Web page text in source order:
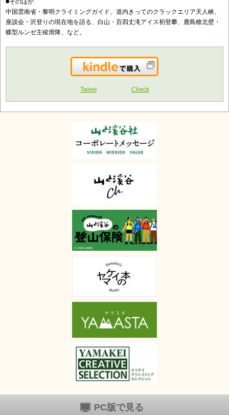
■そのほか
中国雲南省・黎明クライミングガイド、道内きってのクラックエリア天人峡、
座談会・沢登りの現在地を語る、白山・百四丈滝アイス初登攀、鹿島槍北壁・
蝶型ルンゼ主稜滑降、など。
Kindleで購入
Tweet Check
PC版で見る